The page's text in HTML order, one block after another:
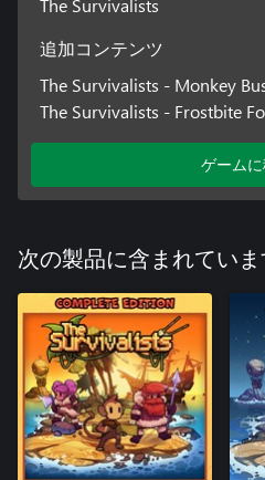
The Survivalists
追加コンテンツ
The Survivalists - Monkey
The Survivalists - Frostbite
ゲーム
次の製品に含まれていま